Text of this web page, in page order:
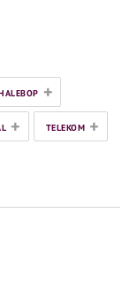
+
+ TELEKOM +